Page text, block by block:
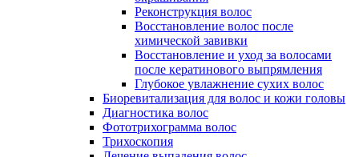
Реконструкция волос
Восстановление волос после
химической завивки
Восстановление и уход за волосами
после кератинового выпрямления
Глубокое увлажнение сухих волос
Биоревитализация для волос и кожи головы
Диагностика волос
Фототрихограмма волос
Трихоскопия